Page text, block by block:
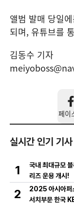
앨범 발매 당일
되며, 유튜브를
김동수 기자
페이
실시간 인기 기사
1
국내 최대규모 블록버스터 미스인
리즈 운용 개시!
2
2025 아시아퍼
서치부문 한국